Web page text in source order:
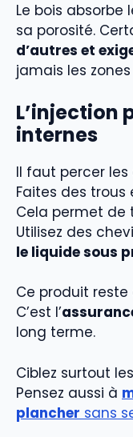
Le bois
sa porosité.
d’autres et
jamais les
L’injection
internes
Il faut percer
Faites des
Cela permet de
Utilisez des
le liquide sous
Ce produit
C’est l’
long terme.
Ciblez surtout
Pensez aussi à
plancher sans